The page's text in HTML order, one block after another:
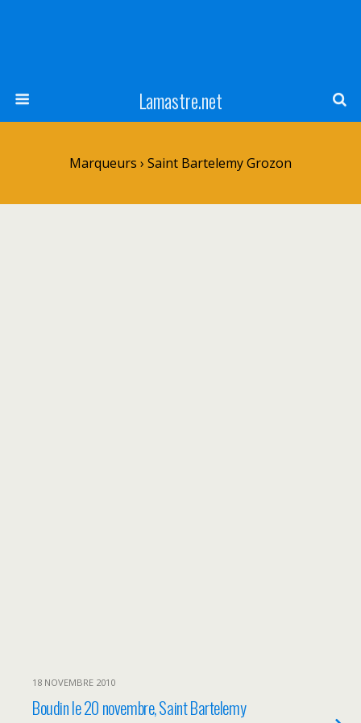
Lamastre.net
Marqueurs › Saint Bartelemy Grozon
18 NOVEMBRE 2010
Boudin le 20 novembre, Saint Bartelemy